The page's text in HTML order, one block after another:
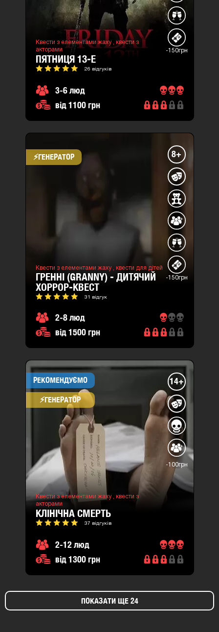
-150грн
Квести з елементами жаху , квести з
акторами
ПЯТНИЦЯ 13-Е
26 відгуків
3-6 люд
від 1100 грн
⚡​ГЕНЕРАТОР 8+
-150грн
Квести з елементами жаху , квести для дітей
ГРЕННІ (GRANNY) - ДИТЯЧИЙ
ХОРРОР-КВЕСТ
31 відгук
2-8 люд
від 1500 грн
РЕКОМЕНДУЄМО
⚡​ГЕНЕРАТОР
14+
-100грн
Квести з елементами жаху , квести з
акторами
КЛІНІЧНА СМЕРТЬ
37 відгуків
2-12 люд
від 1300 грн
ПОКАЗАТИ ЩЕ 24